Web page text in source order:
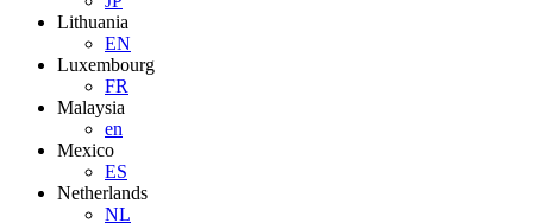
Lithuania
EN
Luxembourg
FR
Malaysia
en
Mexico
ES
Netherlands
NL